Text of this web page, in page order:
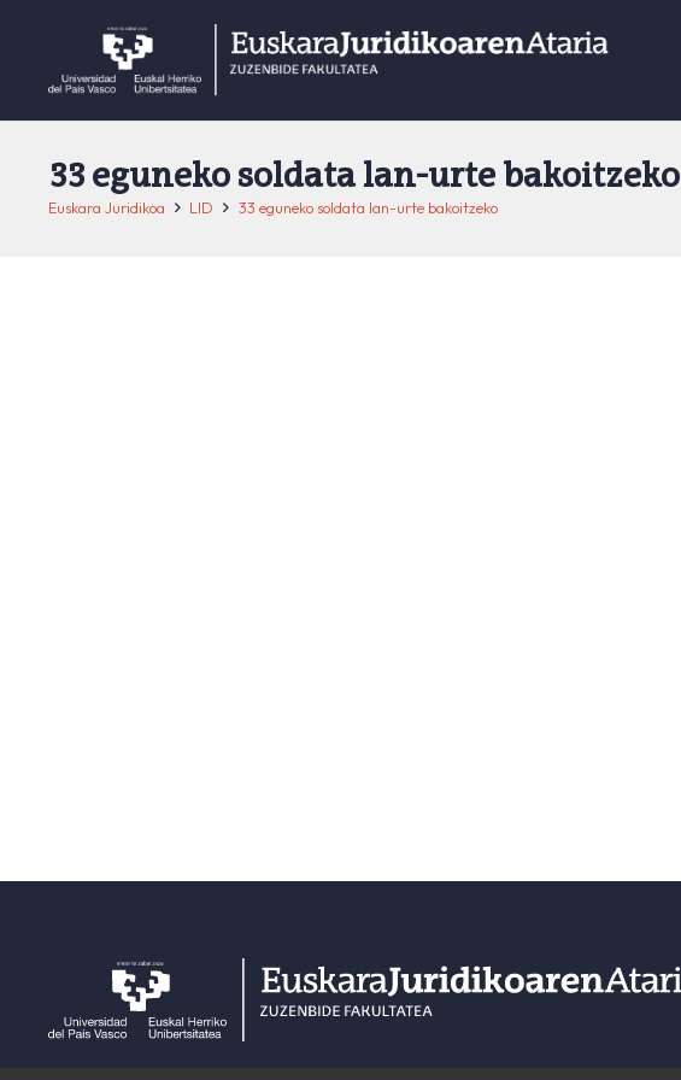
33 eguneko soldata lan-urte bakoitzeko
Euskara Juridikoa LID 33 eguneko soldata lan-urte bakoitzeko